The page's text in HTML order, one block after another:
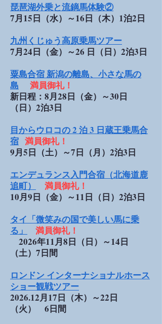
琵琶湖外乗と流鏑馬体験②
7月15日（水）～16日（木）1泊2日
九州くじゅう高原乗馬ツアー
7月24日（金）～26 日（日）2泊3日
粟島合宿 新潟の離島、小さな馬の
島
満員御礼！
新日程：8月28日（金）～30日
（日）2泊3日
目からウロコの 2 泊 3 日蔵王乗馬合
宿 満員御礼！
9月5日（土）～7日（月）2泊3日
エンデュランス入門合宿（北海道鹿
追町）
満員御礼！
10月9日（金）～11日（日）2泊3日
タイ「微笑みの国で美しい馬に乗
る」
満員御礼！
2026年11月8日（日）～14日
（土）7日間
ロンドン インターナショナルホース
ショー観戦ツアー
2026.12月17日（木）～22日
（火） 6日間